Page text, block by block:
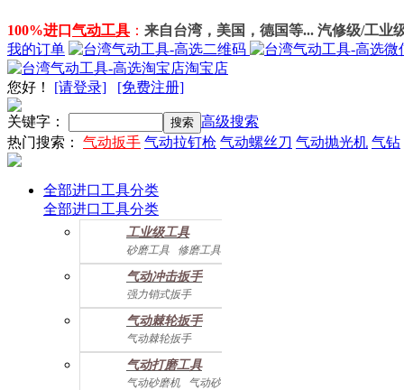
100%进口 气动工具 ： 来自台湾，美国，德国等... 汽修级/工业
我的订单
淘宝店
您好 ！ [请登录] [免费注册]
关键字：
高级搜索
热门搜索： 气动扳手 气动拉钉枪 气动螺丝刀 气动抛光机 气钻
全部进口工具分类
全部进口工具分类
工业级工具
砂磨工具
修磨工具
建筑工具 气动螺丝起子
气动配件
气动冲击扳手
强力销式扳手
双鎚打式扳手
双环锤打式扳手
强力冲击扳手
迷你冲击扳手
直角式冲击扭力扳手
气动棘轮扳手
气动棘轮扳手
迷你棘轮扳手
气动打磨工具
气动砂磨机
气动砂带机